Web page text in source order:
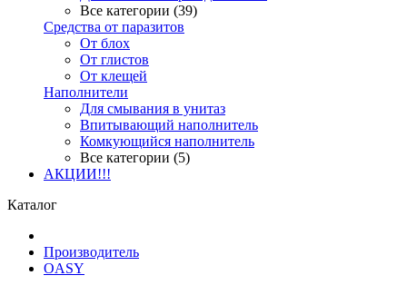
Все категории (39)
Средства от паразитов
От блох
От глистов
От клещей
Наполнители
Для смывания в унитаз
Впитывающий наполнитель
Комкующийся наполнитель
Все категории (5)
АКЦИИ!!!
Каталог
Производитель
OASY